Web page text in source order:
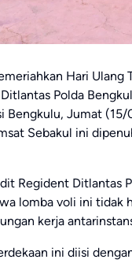
Hari Ulang
Polda
Bengkulu, Jumat
Sebakul ini
Regident Ditlantas
lomba voli ini tidak
kerja
ini diisi